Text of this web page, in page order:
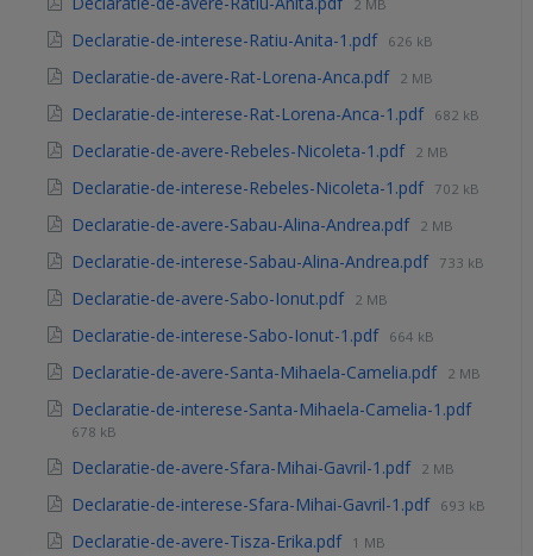
2 MB
Declaratie-de-interese-Ratiu-Anita-1.pdf 626 kB
Declaratie-de-avere-Rat-Lorena-Anca.pdf 2 MB
Declaratie-de-interese-Rat-Lorena-Anca-1.pdf 682 kB
Declaratie-de-avere-Rebeles-Nicoleta-1.pdf 2 MB
Declaratie-de-interese-Rebeles-Nicoleta-1.pdf 702 kB
Declaratie-de-avere-Sabau-Alina-Andrea.pdf 2 MB
Declaratie-de-interese-Sabau-Alina-Andrea.pdf 733 kB
Declaratie-de-avere-Sabo-Ionut.pdf 2 MB
Declaratie-de-interese-Sabo-Ionut-1.pdf 664 kB
Declaratie-de-avere-Santa-Mihaela-Camelia.pdf 2 MB
Declaratie-de-interese-Santa-Mihaela-Camelia-1.pdf
678 kB
Declaratie-de-avere-Sfara-Mihai-Gavril-1.pdf 2 MB
Declaratie-de-interese-Sfara-Mihai-Gavril-1.pdf 693 kB
Declaratie-de-avere-Tisza-Erika.pdf 1 MB